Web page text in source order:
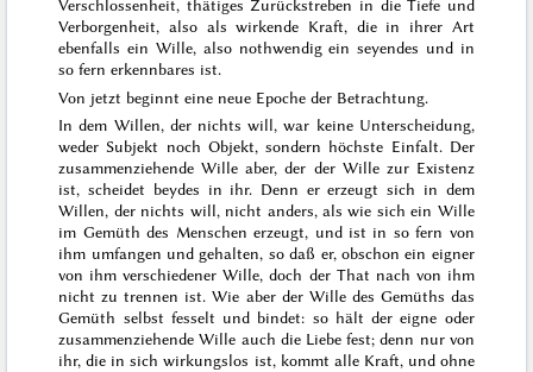
Verschlossenheit, thätiges Zurückstreben in die Tiefe und
Verborgenheit, also als wirkende Kraft, die in ihrer Art
ebenfalls ein Wille, also nothwendig ein seyendes und in
so fern erkennbares ist.
Von jetzt beginnt eine neue Epoche der Betrachtung.
In dem Willen, der nichts will, war keine Unterscheidung,
weder Subjekt noch Objekt, sondern höchste Einfalt. Der
zusammenziehende Wille aber, der der Wille zur Existenz
ist, scheidet beydes in ihr. Denn er erzeugt sich in dem
Willen, der nichts will, nicht anders, als wie sich ein Wille
im Gemüth des Menschen erzeugt, und ist in so fern von
ihm umfangen und gehalten, so daß er, obschon ein eigner
von ihm verschiedener Wille, doch der That nach von ihm
nicht zutrennen ist. Wie aber der Wille des Gemüths das
Gemüth selbst fesselt und bindet: so hält der eigne oder
zusammenziehende Wille auch die Liebe fest; denn nur von
ihr, die in sich wirkungslos ist, kommt alle Kraft, und ohne